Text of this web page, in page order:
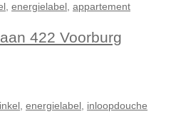
energielabel appartement
422 Voorburg
energielabel inloopdouche